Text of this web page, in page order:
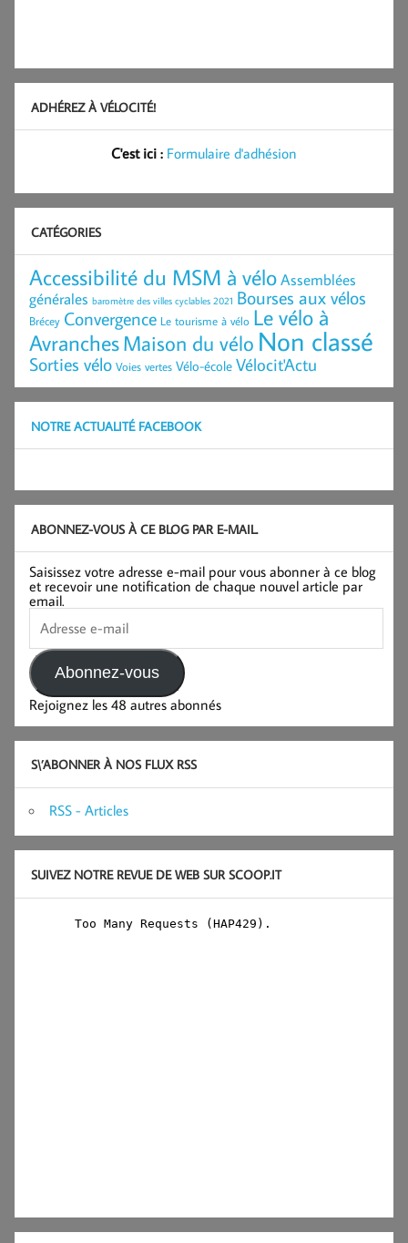
ADHÉREZ À VÉLOCITÉ!
C'est ici : Formulaire d'adhésion
CATÉGORIES
Accessibilité du MSM à véloAssemblées
générales baromètre des villes cyclables 2021 Bourses aux vélos
Brécey Convergence Le tourisme à vélo Le vélo à
AvranchesMaison du vélo Non classé
Sorties vélo Voies vertes Vélo-école Vélocit'Actu
NOTRE ACTUALITÉ FACEBOOK
ABONNEZ-VOUS À CE BLOG PAR E-MAIL.
Saisissez votre adresse e-mail pour vous abonner à ce blog
et recevoir une notification de chaque nouvel article par
email.
Adresse
e-
mail
Abonnez-vous
Rejoignez les 48 autres abonnés
S\’ABONNER À NOS FLUX RSS
RSS - Articles
SUIVEZ NOTRE REVUE DE WEB SUR SCOOP.IT